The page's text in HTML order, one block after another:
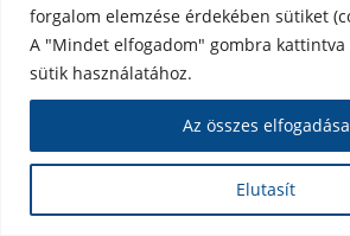
forgalom elemzése érdekében sütiket
A "Mindet elfogadom" gombra
sütik használatához.
Elutasít
Az összes elfogadása